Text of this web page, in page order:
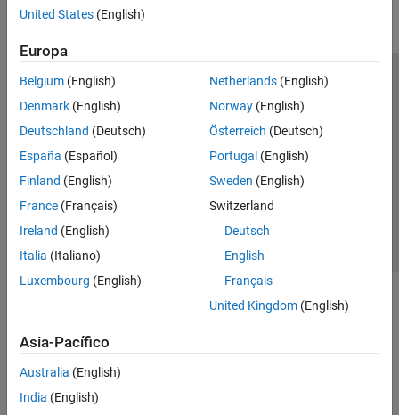
United States (English)
Europa
Belgium (English)
Denmark (English)
Deutschland (Deutsch)
España (Español)
Finland (English)
France (Français)
Ireland (English)
Italia (Italiano)
Luxembourg (English)
Netherlands(English)
Norway(English)
Österreich (Deutsch)
Portugal (English)
Sweden (English)
Switzerland
Deutsch
English
Français
United Kingdom(English)
Asia-Pacífico
Australia (English)
India (English)
Centro de confianza
Marcas comerciales
Política de privacidad
Antipiratería
Estado de las aplicaciones
Información de contacto
© 1994-2026 The MathWorks, Inc.